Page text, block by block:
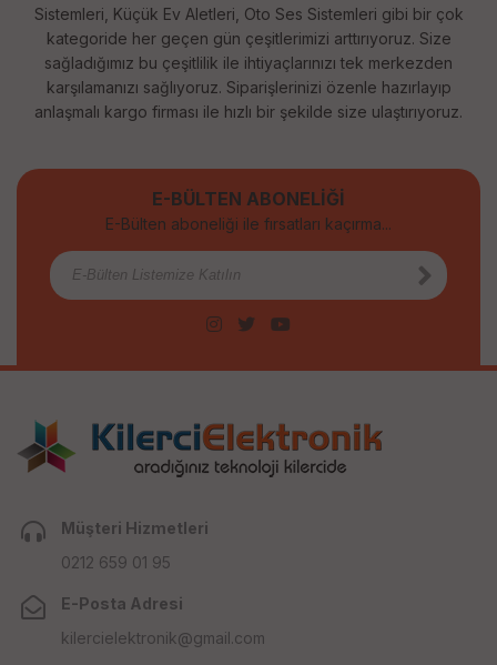
Sistemleri, Küçük Ev Aletleri, Oto Ses Sistemleri gibi bir çok
kategoride her geçen gün çeşitlerimizi arttırıyoruz. Size
sağladığımız bu çeşitlilik ile ihtiyaçlarınızı tek merkezden
karşılamanızı sağlıyoruz. Siparişlerinizi özenle hazırlayıp
anlaşmalı kargo firması ile hızlı bir şekilde size ulaştırıyoruz.
E-BÜLTEN ABONELİĞİ
E-Bülten aboneliği ile fırsatları kaçırma...
Müşteri Hizmetleri
0212 659 01 95
E-Posta Adresi
kilercielektronik@gmail.com